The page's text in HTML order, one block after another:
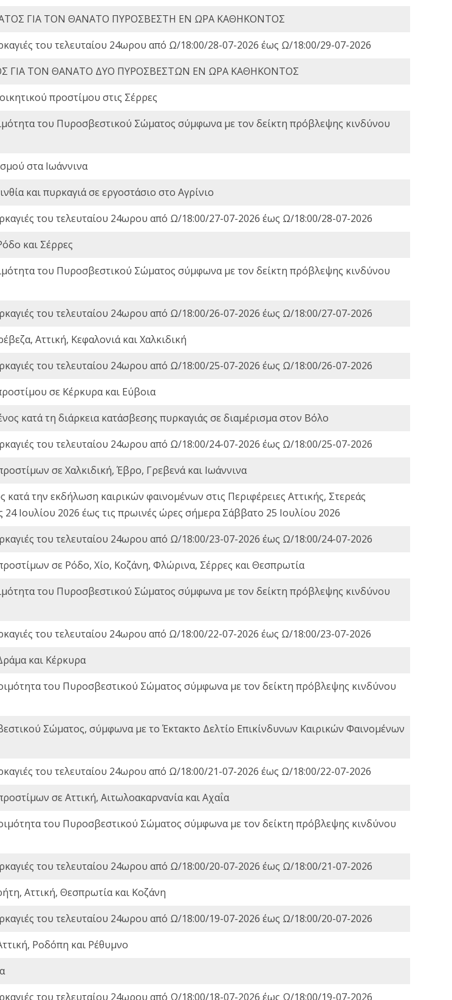
ΓΙΑ ΤΟΝ ΘΑΝΑΤΟ ΠΥΡΟΣΒΕΣΤΗ ΕΝ ΩΡΑ ΚΑΘΗΚΟΝΤΟΣ
του τελευταίου 24ωρου από Ω/18:00/28-07-2026 έως Ω/18:00/29-07-2026
ΓΙΑ ΤΟΝ ΘΑΝΑΤΟ ΔΥΟ ΠΥΡΟΣΒΕΣΤΩΝ ΕΝ ΩΡΑ ΚΑΘΗΚΟΝΤΟΣ
προστίμου στις Σέρρες
του Πυροσβεστικού Σώματος σύμφωνα με τον δείκτη πρόβλεψης κινδύνου
στα Ιωάννινα
και πυρκαγιά σε εργοστάσιο στο Αγρίνιο
του τελευταίου 24ωρου από Ω/18:00/27-07-2026 έως Ω/18:00/28-07-2026
και Σέρρες
του Πυροσβεστικού Σώματος σύμφωνα με τον δείκτη πρόβλεψης κινδύνου
του τελευταίου 24ωρου από Ω/18:00/26-07-2026 έως Ω/18:00/27-07-2026
Αττική, Κεφαλονιά και Χαλκιδική
του τελευταίου 24ωρου από Ω/18:00/25-07-2026 έως Ω/18:00/26-07-2026
σε Κέρκυρα και Εύβοια
κατά τη διάρκεια κατάσβεσης πυρκαγιάς σε διαμέρισμα στον Βόλο
του τελευταίου 24ωρου από Ω/18:00/24-07-2026 έως Ω/18:00/25-07-2026
σε Χαλκιδική, Έβρο, Γρεβενά και Ιωάννινα
την εκδήλωση καιρικών φαινομένων στις Περιφέρειες Αττικής, Στερεάς
Ιουλίου 2026 έως τις πρωινές ώρες σήμερα Σάββατο 25 Ιουλίου 2026
του τελευταίου 24ωρου από Ω/18:00/23-07-2026 έως Ω/18:00/24-07-2026
σε Ρόδο, Χίο, Κοζάνη, Φλώρινα, Σέρρες και Θεσπρωτία
του Πυροσβεστικού Σώματος σύμφωνα με τον δείκτη πρόβλεψης κινδύνου
του τελευταίου 24ωρου από Ω/18:00/22-07-2026 έως Ω/18:00/23-07-2026
και Κέρκυρα
του Πυροσβεστικού Σώματος σύμφωνα με τον δείκτη πρόβλεψης κινδύνου
Σώματος, σύμφωνα με το Έκτακτο Δελτίο Επικίνδυνων Καιρικών Φαινομένων
του τελευταίου 24ωρου από Ω/18:00/21-07-2026 έως Ω/18:00/22-07-2026
σε Αττική, Αιτωλοακαρνανία και Αχαΐα
του Πυροσβεστικού Σώματος σύμφωνα με τον δείκτη πρόβλεψης κινδύνου
του τελευταίου 24ωρου από Ω/18:00/20-07-2026 έως Ω/18:00/21-07-2026
Αττική, Θεσπρωτία και Κοζάνη
του τελευταίου 24ωρου από Ω/18:00/19-07-2026 έως Ω/18:00/20-07-2026
Ροδόπη και Ρέθυμνο
του τελευταίου 24ωρου από Ω/18:00/18-07-2026 έως Ω/18:00/19-07-2026